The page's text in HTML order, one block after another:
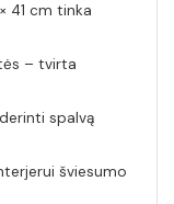
41 cm tinka
– tvirta
spalvą
šviesumo